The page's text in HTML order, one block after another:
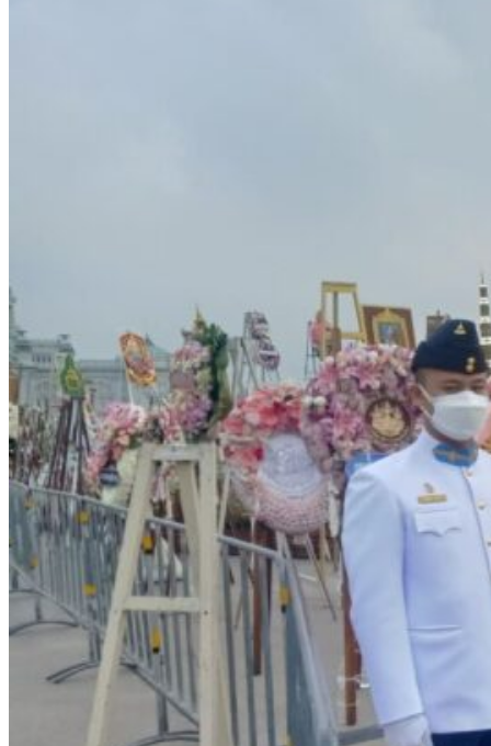
แผนปฏิบัติการปีงบประมาณ 2568
รายงานงบทดลอง
ภาพกิจกรรม
เผยแพร่ผลงานทางวิชาการ
หมายเลขโทรศัพท์ภายใน
ปฎิทินโรงเรียน
ระบบแจ้งเรื่องร้องเรียน